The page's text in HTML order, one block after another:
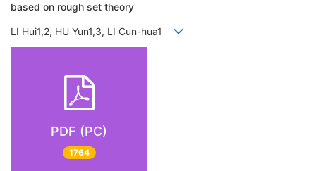
based on rough set theory
LI Hui1,2, HU Yun1,3, LI Cun-hua1
PDF (PC)
1764